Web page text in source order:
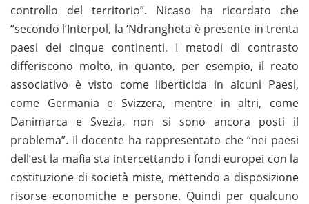
controllo del territorio”. Nicaso ha ricordato che
“secondo l’Interpol, la ‘Ndrangheta è presente in trenta
paesi dei cinque continenti. I metodi di contrasto
differiscono molto, in quanto, per esempio, il reato
associativo è visto come liberticida in alcuni Paesi,
come Germania e Svizzera, mentre in altri, come
Danimarca e Svezia, non si sono ancora posti il
problema”. Il docente ha rappresentato che “nei paesi
dell’est la mafia sta intercettando i fondi europei con la
costituzione di società miste, mettendo a disposizione
risorse economiche e persone. Quindi per qualcuno